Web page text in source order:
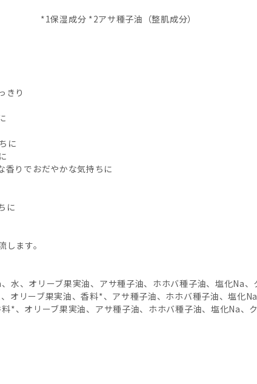
*1保湿成分 *2アサ種子油（整肌成分）
きり
に
香りでおだやかな気持ちに
に
ます。
水、オリーブ果実油、アサ種子油、ホホバ種子油、塩化Na
オリーブ果実油、香料*、アサ種子油、ホホバ種子油、塩化
*、オリーブ果実油、アサ種子油、ホホバ種子油、塩化Na、